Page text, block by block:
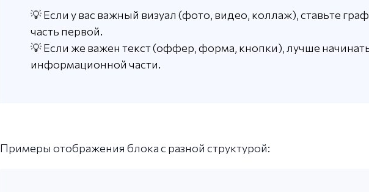
💡 Если у вас важный визуал (фото, видео, коллаж), ставьте
часть первой.
💡 Если же важен текст (оффер, форма, кнопки), лучше
информационной части.
Примеры отображения блока с разной структурой: